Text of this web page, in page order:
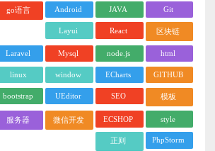
go语言 Android JAVA Git
Layui React 区块链
Laravel Mysql node.js html
linux window ECharts GITHUB
bootstrap UEditor SEO 模板
服务器 微信开发 ECSHOP style
正则 PhpStorm